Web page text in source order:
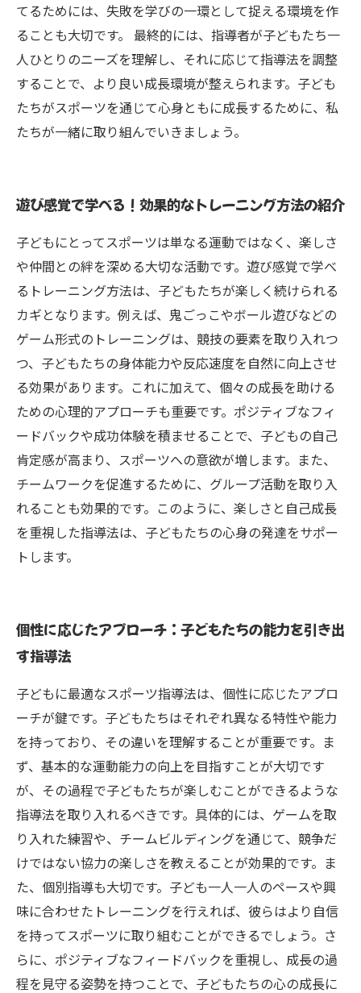
てるためには、失敗を学びの一環として捉える環境を作
ることも大切です。 最終的には、指導者が子どもたち一
人ひとりのニーズを理解し、それに応じて指導法を調整
することで、より良い成長環境が整えられます。子ども
たちがスポーツを通じて心身ともに成長するために、私
たちが一緒に取り組んでいきましょう。
遊び感覚で学べる！効果的なトレーニング方法の紹介
子どもにとってスポーツは単なる運動ではなく、楽しさ
や仲間との絆を深める大切な活動です。遊び感覚で学べ
るトレーニング方法は、子どもたちが楽しく続けられる
カギとなります。例えば、鬼ごっこやボール遊びなどの
ゲーム形式のトレーニングは、競技の要素を取り入れつ
つ、子どもたちの身体能力や反応速度を自然に向上させ
る効果があります。これに加えて、個々の成長を助ける
ための心理的アプローチも重要です。ポジティブなフィ
ードバックや成功体験を積ませることで、子どもの自己
肯定感が高まり、スポーツへの意欲が増します。また、
チームワークを促進するために、グループ活動を取り入
れることも効果的です。このように、楽しさと自己成長
を重視した指導法は、子どもたちの心身の発達をサポー
トします。
個性に応じたアプローチ：子どもたちの能力を引き出
す指導法
子どもに最適なスポーツ指導法は、個性に応じたアプロ
ーチが鍵です。子どもたちはそれぞれ異なる特性や能力
を持っており、その違いを理解することが重要です。ま
ず、基本的な運動能力の向上を目指すことが大切です
が、その過程で子どもたちが楽しむことができるような
指導法を取り入れるべきです。具体的には、ゲームを取
り入れた練習や、チームビルディングを通じて、競争だ
けではない協力の楽しさを教えることが効果的です。ま
た、個別指導も大切です。子ども一人一人のペースや興
味に合わせたトレーニングを行えれば、彼らはより自信
を持ってスポーツに取り組むことができるでしょう。さ
らに、ポジティブなフィードバックを重視し、成長の過
程を見守る姿勢を持つことで、子どもたちの心の成長に